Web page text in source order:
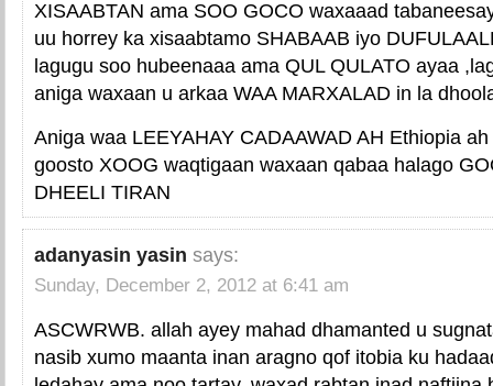
XISAABTAN ama SOO GOCO waxaaad
uu horrey ka xisaabtamo SHABAAB iyo
lagugu soo hubeenaaa ama QUL QULATO ayaa
aniga waxaan u arkaa WAA MARXALAD in la
Aniga waa LEEYAHAY CADAAWAD AH Ethiopia
goosto XOOG waqtigaan waxaan qabaa halago
DHEELI TIRAN
adanyasin yasin says:
Sunday, December 2, 2012 at 6:41 am
ASCWRWB. allah ayey mahad dhamanted u
nasib xumo maanta inan aragno qof itobia ku